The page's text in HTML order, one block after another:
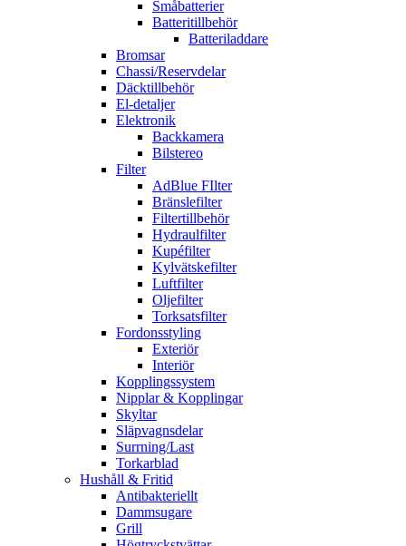
Småbatterier
Batteritillbehör
Batteriladdare
Bromsar
Chassi/Reservdelar
Däcktillbehör
El-detaljer
Elektronik
Backkamera
Bilstereo
Filter
AdBlue FIlter
Bränslefilter
Filtertillbehör
Hydraulfilter
Kupéfilter
Kylvätskefilter
Luftfilter
Oljefilter
Torksatsfilter
Fordonsstyling
Exteriör
Interiör
Kopplingssystem
Nipplar & Kopplingar
Skyltar
Släpvagnsdelar
Surrning/Last
Torkarblad
Hushåll & Fritid
Antibakteriellt​
Dammsugare
Grill